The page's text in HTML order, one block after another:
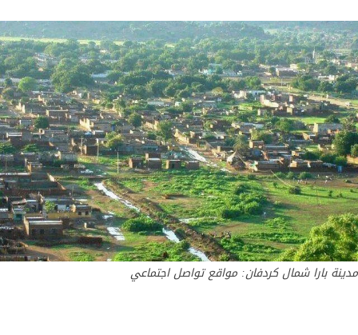
مدينة بارا شمال كردفان: مواقع تواصل اجتماعي